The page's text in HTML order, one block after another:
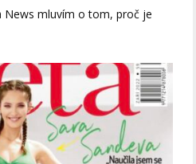
News mluvím o tom, proč je